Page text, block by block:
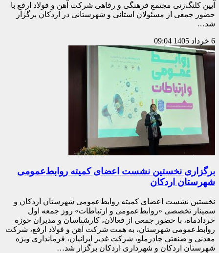
آیین کلنگ‌زنی مجتمع فرهنگی و رفاهی شرکت آهن و فولاد ارفع با
حضور جمعی از مسئولان استانی و شهرستانی در اردکان برگزار
شد…
6 خرداد 1405 09:04
برگزاری نخستین نشست اعضای کمیته روابط‌عمومی
شهرستان اردکان
نخستین نشست اعضای کمیته روابط‌عمومی شهرستان اردکان و
سمینار تخصصی «روابط‌عمومی و ارتباطات» روز جمعه اول
خردادماه، با حضور جمعی از فعالان، کارشناسان و مدیران حوزه
روابط‌عمومی شهرستان، به همت شرکت آهن و فولاد ارفع، شرکت
معدنی و صنعتی چادرملو، شرکت غدیر ایرانیان، فرمانداری ویژه
شهرستان اردکان و شهرداری اردکان برگزار شد…